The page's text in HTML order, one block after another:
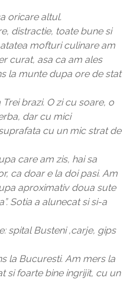
oricare altul.
distractie, toate bune si
mofturi culinare am
curat, asa ca am ales
la munte dupa ore de stat
brazi. O zi cu soare, o
dar cu mici
cu un mic strat de
care am zis, hai sa
ca doar e la doi pasi. Am
aproximativ doua sute
Sotia a alunecat si si-a
spital Busteni ,carje, gips
la Bucuresti. Am mers la
si foarte bine ingrijit, cu un